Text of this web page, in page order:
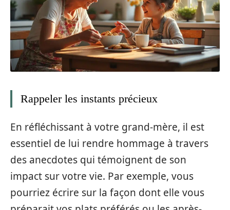
Rappeler les instants précieux
En réfléchissant à votre grand-mère, il est
essentiel de lui rendre hommage à travers
des anecdotes qui témoignent de son
impact sur votre vie. Par exemple, vous
pourriez écrire sur la façon dont elle vous